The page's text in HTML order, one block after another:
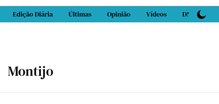
Edição Diária Últimas Opinião Vídeos DN Sport
Montijo